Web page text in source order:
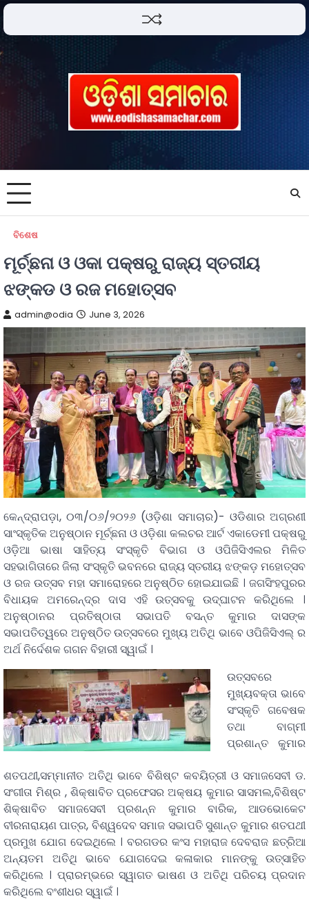
ବିଶେଷ
ମୂର୍ଚ୍ଛନା ଓ ଓକା ପକ୍ଷରୁ ରାଜ୍ୟ ସ୍ତରୀୟ
ଝଙ୍କଡ ଓ ରଜ ମହୋତ୍ସବ
admin@odia June 3, 2026
କେନ୍ଦ୍ରାପଡ଼ା, ୦୩/୦୬/୨୦୨୬ (ଓଡ଼ିଶା ସମାଚାର)- ଓଡିଶାର ଅଗ୍ରଣୀ
ସାଂସ୍କୃତିକ ଅନୁଷ୍ଠାନ ମୂର୍ଚ୍ଛନା ଓ ଓଡ଼ିଶା କଲଚର ଆର୍ଟ ଏକାଡେମୀ ପକ୍ଷରୁ
ଓଡ଼ିଆ ଭାଷା ସାହିତ୍ୟ ସଂସ୍କୃତି ବିଭାଗ ଓ ଓପିଜିସିଏଲର ମିଳିତ
ସହଭାଗିତାରେ ଜିଲା ସଂସ୍କୃତି ଭବନରେ ରାଜ୍ୟ ସ୍ତରୀୟ ଝଙ୍କଡ଼ ମହୋତ୍ସବ
ଓ ରଜ ଉତ୍ସବ ମହା ସମାରୋହରେ ଅନୁଷ୍ଠିତ ହୋଇଯାଇଛି । ଜଗସିଂହପୁରର
ବିଧାୟକ ଅମରେନ୍ଦ୍ର ଦାସ ଏହି ଉତ୍ସବକୁ ଉଦ୍ଘାଟନ କରିଥିଲେ ।
ଅନୁଷ୍ଠାନର ପ୍ରତିଷ୍ଠାତା ସଭାପତି ବସନ୍ତ କୁମାର ଦାସଙ୍କ
ସଭାପତିତ୍ୱରେ ଅନୁଷ୍ଠିତ ଉତ୍ସବରେ ମୁଖ୍ୟ ଅତିଥି ଭାବେ ଓପିଜିସିଏଲ୍ ର
ଅର୍ଥ ନିର୍ଦେଶକ ଗଗନ ବିହାରୀ ସ୍ୱାଇଁ ।
ଉତ୍ସବରେ
ମୁଖ୍ୟବକ୍ତା ଭାବେ
ସଂସ୍କୃତି ଗବେଷକ
ତଥା ବାଗ୍ମୀ
ପ୍ରଶାନ୍ତ କୁମାର
ଶତପଥୀ,ସମ୍ମାନୀତ ଅତିଥି ଭାବେ ବିଶିଷ୍ଟ କବୟିତ୍ରୀ ଓ ସମାଜସେବୀ ଡ.
ସଂଗୀତା ମିଶ୍ର , ଶିକ୍ଷାବିତ ପ୍ରଫେସର ଅକ୍ଷୟ କୁମାର ସାସମଲ,ବିଶିଷ୍ଟ
ଶିକ୍ଷାବିତ ସମାଜସେବୀ ପ୍ରଶନ୍ନ କୁମାର ବାରିକ, ଆଡଭୋକେଟ
ବୀରନାରାୟଣ ପାତ୍ର, ବିଶ୍ୱଦେବ ସମାଜ ସଭାପତି ସୁଶାନ୍ତ କୁମାର ଶତପଥୀ
ପ୍ରମୁଖ ଯୋଗ ଦେଇଥିଲେ । ବରଗଡର କଂସ ମହାରାଜ ଦେବରାଜ ଛତ୍ରିଆ
ଅନ୍ୟତମ ଅତିଥି ଭାବେ ଯୋଗଦେଇ କଳାକାର ମାନଙ୍କୁ ଉତ୍ସାହିତ
କରିଥିଲେ । ପ୍ରାରମ୍ଭରେ ସ୍ୱାଗତ ଭାଷଣ ଓ ଅତିଥି ପରିଚୟ ପ୍ରଦାନ
କରିଥିଲେ ବଂଶୀଧର ସ୍ୱାଇଁ ।